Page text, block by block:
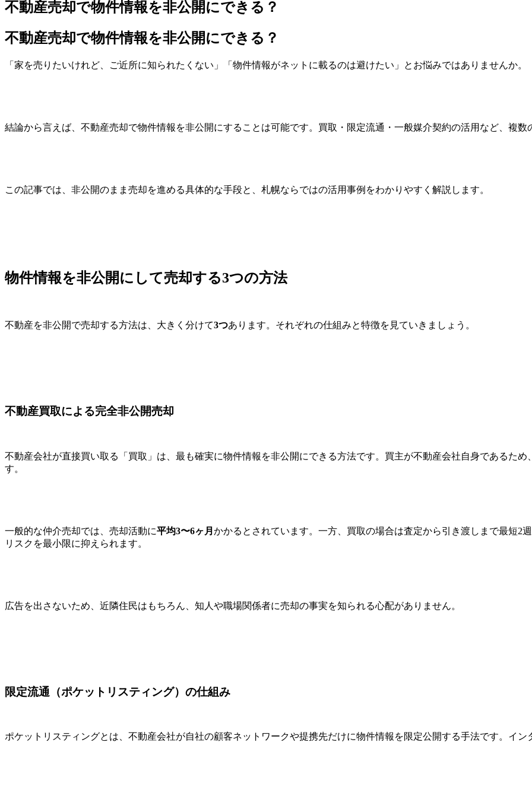
不動産売却で物件情報を非公開にできる？
不動産売却で物件情報を非公開にできる？
「家を売りたいけれど、ご近所に知られたくない」「物件情報がネットに載るのは避けたい」とお悩みではありませんか。
結論から言えば、不動産売却で物件情報を非公開にすることは可能です。買取・限定流通・一般媒介契約の活用など、複数
この記事では、非公開のまま売却を進める具体的な手段と、札幌ならではの活用事例をわかりやすく解説します。
物件情報を非公開にして売却する3つの方法
不動産を非公開で売却する方法は、大きく分けて3つあります。それぞれの仕組みと特徴を見ていきましょう。
不動産買取による完全非公開売却
不動産会社が直接買い取る「買取」は、最も確実に物件情報を非公開にできる方法です。買主が不動産会社自身であるた
す。
一般的な仲介売却では、売却活動に平均3〜6ヶ月 かかるとされています。一方、買取の場合は査定から引き渡しまで最短2
リスクを最小限に抑えられます。
広告を出さないため、近隣住民はもちろん、知人や職場関係者に売却の事実を知られる心配がありません。
限定流通（ポケットリスティング）の仕組み
ポケットリスティングとは、不動産会社が自社の顧客ネットワークや提携先だけに物件情報を限定公開する手法です。イン